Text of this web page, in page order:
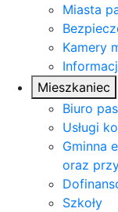
Miasta
Kamery
Mieszkaniec
Biuro
Usługi
Gminna
oraz
Szkoły